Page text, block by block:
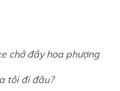
chở đầy hoa phượng
tôi đi đâu?